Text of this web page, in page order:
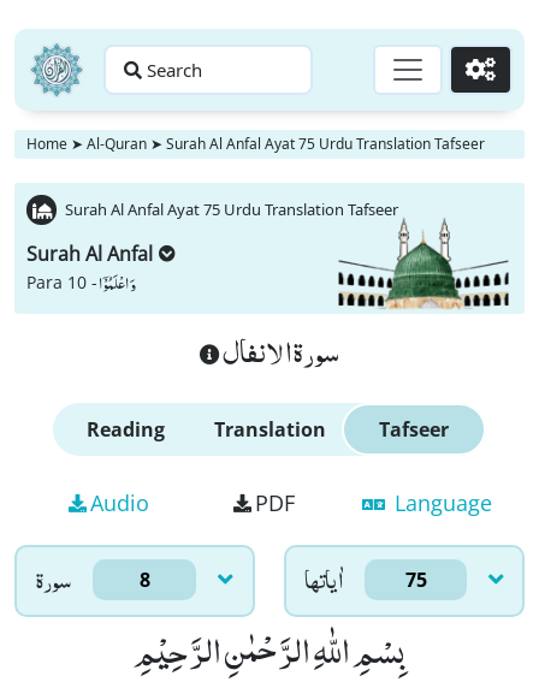
Search Go
Home ➤ Al-Quran ➤ Surah Al Anfal Ayat 75 Urdu Translation Tafseer
Surah Al Anfal Ayat 75 Urdu Translation Tafseer
Surah Al Anfal
Para 10 -وَ اعْلَمُوْۤا
سورة الانفال
Reading Translation Tafseer
Audio PDF Language
سورۃ 8 اٰياتها 75
بِسْمِ اللّٰهِ الرَّحْمٰنِ الرَّحِیْمِ